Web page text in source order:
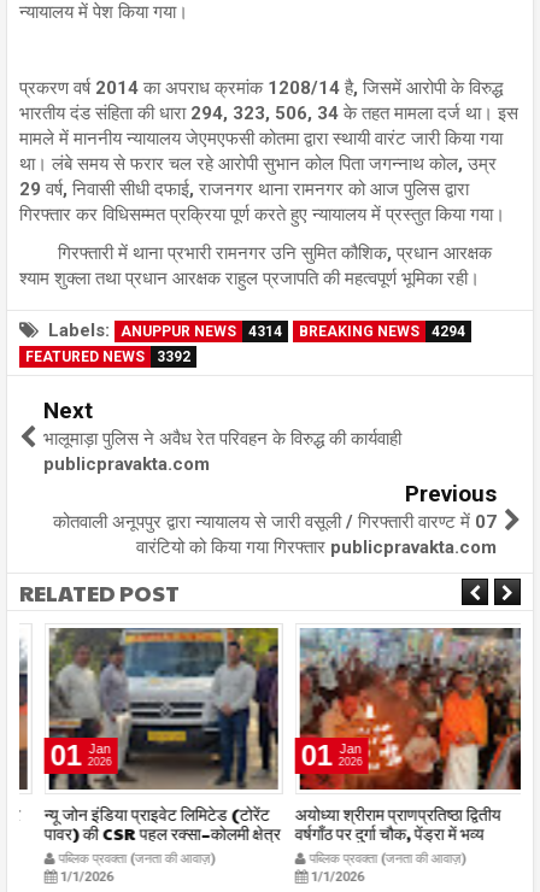
न्यायालय में पेश किया गया।
प्रकरण वर्ष 2014 का अपराध क्रमांक 1208/14 है, जिसमें आरोपी के विरुद्ध
भारतीय दंड संहिता की धारा 294, 323, 506, 34 के तहत मामला दर्ज था। इस
मामले में माननीय न्यायालय जेएमएफसी कोतमा द्वारा स्थायी वारंट जारी किया गया
था। लंबे समय से फरार चल रहे आरोपी सुभान कोल पिता जगन्नाथ कोल, उम्र
29 वर्ष, निवासी सीधी दफाई, राजनगर थाना रामनगर को आज पुलिस द्वारा
गिरफ्तार कर विधिसम्मत प्रक्रिया पूर्ण करते हुए न्यायालय में प्रस्तुत किया गया।
गिरफ्तारी में थाना प्रभारी रामनगर उनि सुमित कौशिक, प्रधान आरक्षक
श्याम शुक्ला तथा प्रधान आरक्षक राहुल प्रजापति की महत्वपूर्ण भूमिका रही।
Labels: ANUPPUR NEWS 4314 BREAKING NEWS
4294
FEATURED NEWS
3392
Next
भालूमाड़ा पुलिस ने अवैध रेत परिवहन के विरुद्ध की कार्यवाही
publicpravakta.com
Previous
कोतवाली अनूपपुर द्वारा न्यायालय से जारी वसूली / गिरफ्तारी वारण्ट में 07
वारंटियो को किया गया गिरफ्तार publicpravakta.com
RELATED POST
01 Jan
2026
न्यू जोन इंडिया प्राइवेट लिमिटेड (टोरेंट
पावर) की CSR पहल रक्सा–कोलमी क्षेत्र
में चलित अस्पताल एम्बुलेंस सेवा का
शुभारंभ publicpravakta.com
पब्लिक प्रवक्ता (जनता की आवाज़)
1/1/2026
01 Jan
2026
अयोध्या श्रीराम प्राणप्रतिष्ठा द्वितीय
वर्षगाँठ पर दुर्गा चौक, पेंड्रा में भव्य
महाआरती सम्पन्न
publicpravakta.com
पब्लिक प्रवक्ता (जनता की आवाज़)
1/1/2026